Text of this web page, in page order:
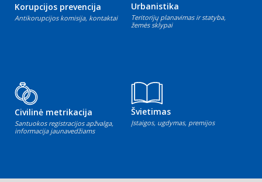
Korupcijos prevencija
Antikorupcijos komisija, kontaktai
Urbanistika
Teritorijų planavimas ir statyba,
žemės sklypai
Civilinė metrikacija
Santuokos registracijos apžvalga,
informacija jaunavedžiams
Švietimas
Įstaigos, ugdymas, premijos